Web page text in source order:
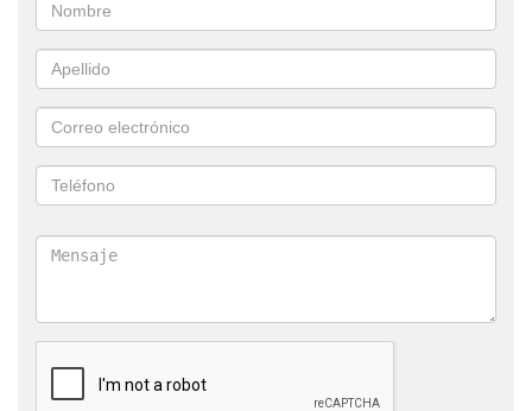
CAMILLAS PARA TRASLADO DE MANIPULADORES
CAMILLAS PARA TRASLADO AUTOELEVADORES
CAMILLAS PARA TRASLADO DE CAMIONES
CAMILLAS PARA TRASLADO DE CAMIONETAS
TRANSPORTE DE GRUPOS ELECTROGENOS
SERVICIO DE BARQUILLA PARA TRABAJOS EN ALTURA
GUINCHES PETROLEROS AUXILIO DE CAMIONES
TRASLADOS DE EQUIPOS PETROLEROS